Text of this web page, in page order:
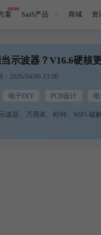
案 SaaS产品 商城 资
示波器？V16.6硬核
2026/04/06 13:00
电子DIY PCB设计
波器、万用表、时钟、WiFi 破